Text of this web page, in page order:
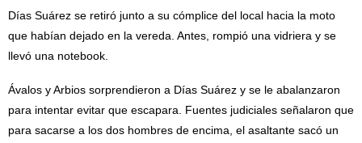
Días Suárez se retiró junto a su cómplice del local hacia la moto
que habían dejado en la vereda. Antes, rompió una vidriera y se
llevó una notebook.
Ávalos y Arbios sorprendieron a Días Suárez y se le abalanzaron
para intentar evitar que escapara. Fuentes judiciales señalaron que
para sacarse a los dos hombres de encima, el asaltante sacó un